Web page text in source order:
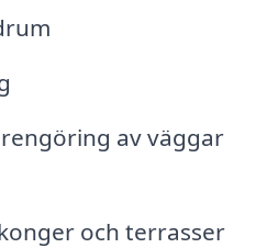
av väggar
och terrasser